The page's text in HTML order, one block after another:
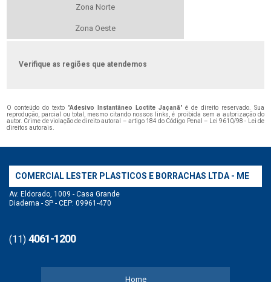
Zona Norte
Zona Oeste
Verifique as regiões que atendemos
O conteúdo do texto "Adesivo Instantâneo Loctite Jaçanã" é de direito reservado. Sua
reprodução, parcial ou total, mesmo citando nossos links, é proibida sem a autorização do
autor. Crime de violação de direito autoral – artigo 184 do Código Penal –
Lei 9610/98 - Lei de
direitos autorais
COMERCIAL LESTER PLASTICOS E BORRACHAS LTDA - ME
Av. Eldorado, 1009 - Casa Grande
Diadema - SP - CEP: 09961-470
(11) 4061-1200
Home